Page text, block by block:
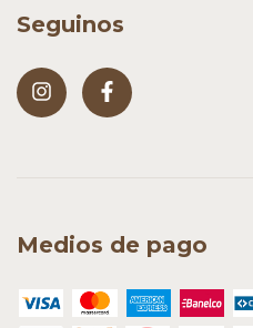
Seguinos
Medios de pago